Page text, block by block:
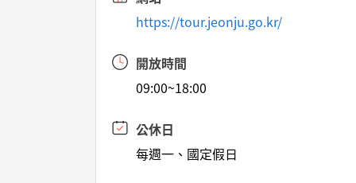
https://tour.jeonju.go.kr/
開放時間
09:00~18:00
公休日
每週一、國定假日